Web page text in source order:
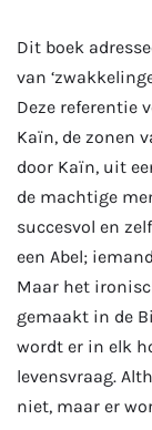
Dit boek
van
Deze referentie
Kaïn, de zonen
door Kaïn, uit
de machtige
succesvol en
een Abel;
Maar het
gemaakt in de
wordt er in elk
levensvraag.
niet, maar er